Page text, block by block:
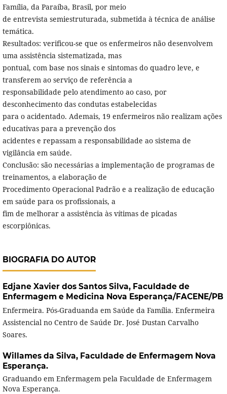
Família, da Paraíba, Brasil, por meio
de entrevista semiestruturada, submetida à técnica de análise
temática.
Resultados: verificou-se que os enfermeiros não desenvolvem
uma assistência sistematizada, mas
pontual, com base nos sinais e sintomas do quadro leve, e
transferem ao serviço de referência a
responsabilidade pelo atendimento ao caso, por
desconhecimento das condutas estabelecidas
para o acidentado. Ademais, 19 enfermeiros não realizam ações
educativas para a prevenção dos
acidentes e repassam a responsabilidade ao sistema de
vigilância em saúde.
Conclusão: são necessárias a implementação de programas de
treinamentos, a elaboração de
Procedimento Operacional Padrão e a realização de educação
em saúde para os profissionais, a
fim de melhorar a assistência às vítimas de picadas
escorpiônicas.
BIOGRAFIA DO AUTOR
Edjane Xavier dos Santos Silva, Faculdade de
Enfermagem e Medicina Nova Esperança/FACENE/PB
Enfermeira. Pós-Graduanda em Saúde da Família. Enfermeira
Assistencial no Centro de Saúde Dr. José Dustan Carvalho
Soares.
Willames da Silva, Faculdade de Enfermagem Nova
Esperança.
Graduando em Enfermagem pela Faculdade de Enfermagem
Nova Esperança.